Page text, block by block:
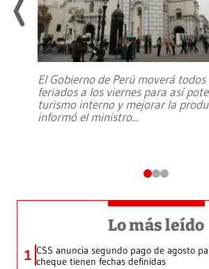
El Gobierno de Perú moverá todos
feriados a los viernes para así
turismo interno y mejorar la
informó el ministro...
Lo más leído
1 CSS anuncia segundo pago de agosto
cheque tienen fechas definidas